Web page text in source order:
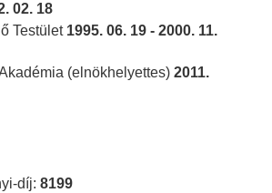
02. 18
Testület 1995. 06. 19 - 2000. 11.
(elnökhelyettes) 2011.
díj: 8199